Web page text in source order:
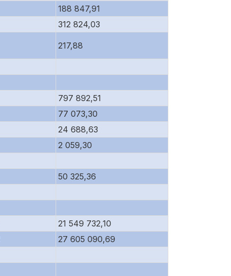
188 847,91
312 824,03
217,88
797 892,51
77 073,30
24 688,63
2 059,30
50 325,36
21 549 732,10
27 605 090,69